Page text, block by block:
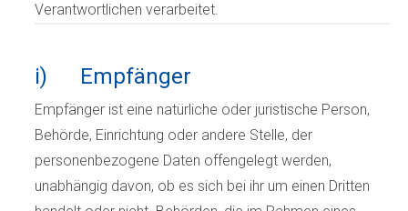
Verantwortlichen verarbeitet.
i) Empfänger
Empfänger ist eine natürliche oder juristische Person,
Behörde, Einrichtung oder andere Stelle, der
personenbezogene Daten offengelegt werden,
unabhängig davon, ob es sich bei ihr um einen Dritten